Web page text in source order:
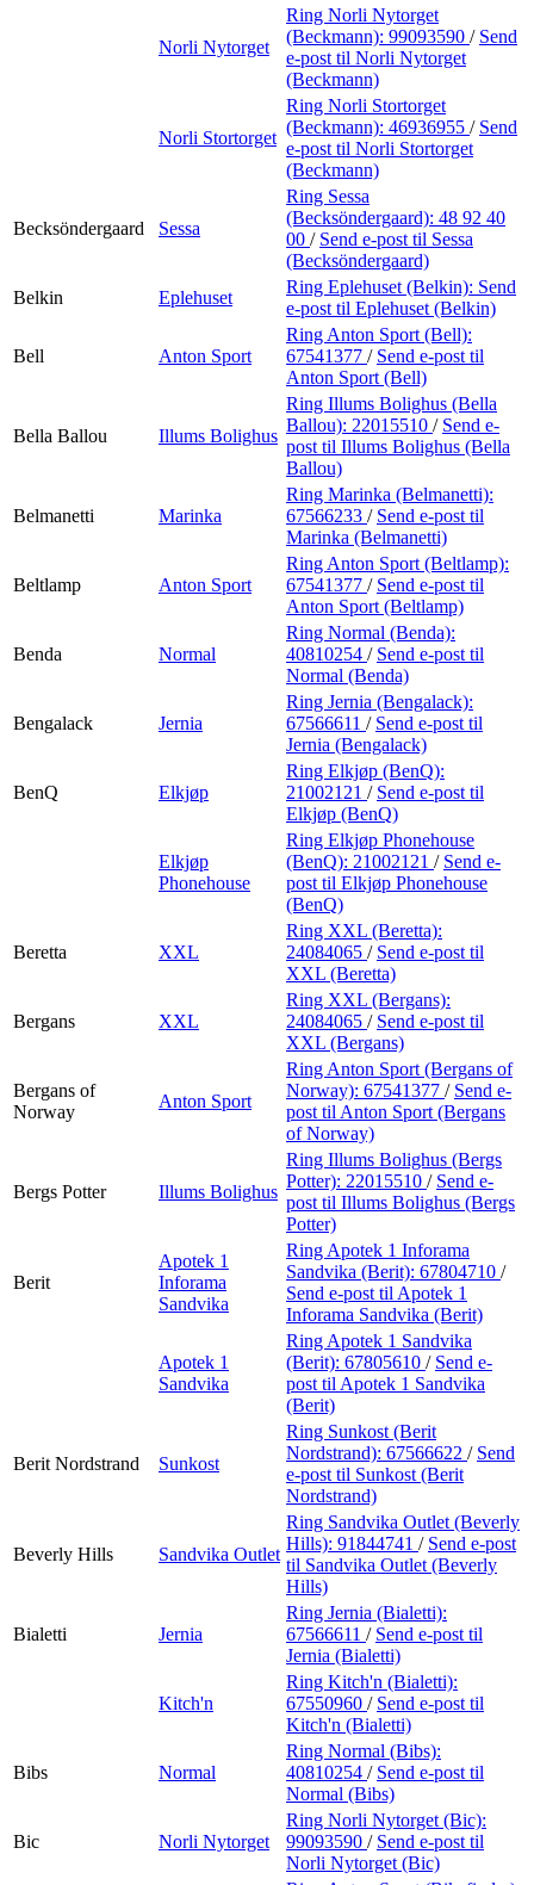
Norli Nytorget
Ring Norli Nytorget
(Beckmann): 99093590 / Send
e-post til Norli Nytorget
(Beckmann)
Norli Stortorget
Ring Norli Stortorget
(Beckmann): 46936955 / Send
e-post til Norli Stortorget
(Beckmann)
Becksöndergaard Sessa
Ring Sessa
(Becksöndergaard): 48 92 40
00 / Send e-post til Sessa
(Becksöndergaard)
Belkin
Eplehuset
Ring Eplehuset (Belkin): Send
e-post til Eplehuset (Belkin)
Bell Anton Sport
Ring Anton Sport (Bell):
67541377 / Send e-post til
Anton Sport (Bell)
Bella Ballou Illums Bolighus
Ring Illums Bolighus (Bella
Ballou): 22015510 / Send e-
post til Illums Bolighus (Bella
Ballou)
Belmanetti Marinka
Ring Marinka (Belmanetti):
67566233 / Send e-post til
Marinka (Belmanetti)
Beltlamp Anton Sport
Ring Anton Sport (Beltlamp):
67541377 / Send e-post til
Anton Sport (Beltlamp)
Benda Normal
Ring Normal (Benda):
40810254 / Send e-post til
Normal (Benda)
Bengalack Jernia
Ring Jernia (Bengalack):
67566611 / Send e-post til
Jernia (Bengalack)
BenQ Elkjøp
Ring Elkjøp (BenQ):
21002121 / Send e-post til
Elkjøp (BenQ)
Elkjøp
Phonehouse
Ring Elkjøp Phonehouse
(BenQ): 21002121 / Send e-
post til Elkjøp Phonehouse
(BenQ)
Beretta XXL
Ring XXL (Beretta):
24084065 / Send e-post til
XXL (Beretta)
Bergans XXL
Ring XXL (Bergans):
24084065 / Send e-post til
XXL (Bergans)
Bergans of
Norway
Anton Sport
Ring Anton Sport (Bergans of
Norway): 67541377 / Send e-
post til Anton Sport (Bergans
of Norway)
Bergs Potter Illums Bolighus
Ring Illums Bolighus (Bergs
Potter): 22015510 / Send e-
post til Illums Bolighus (Bergs
Potter)
Berit
Apotek 1
Inforama
Sandvika
Ring Apotek 1 Inforama
Sandvika (Berit): 67804710 /
Send e-post til Apotek 1
Inforama Sandvika (Berit)
Apotek 1
Sandvika
Ring Apotek 1 Sandvika
(Berit): 67805610 / Send e-
post til Apotek 1 Sandvika
(Berit)
Berit Nordstrand Sunkost
Ring Sunkost (Berit
Nordstrand): 67566622 / Send
e-post til Sunkost (Berit
Nordstrand)
Beverly Hills Sandvika Outlet
Ring Sandvika Outlet (Beverly
Hills): 91844741 / Send e-post
til Sandvika Outlet (Beverly
Hills)
Bialetti Jernia
Ring Jernia (Bialetti):
67566611 / Send e-post til
Jernia (Bialetti)
Kitch'n
Ring Kitch'n (Bialetti):
67550960 / Send e-post til
Kitch'n (Bialetti)
Bibs Normal
Ring Normal (Bibs):
40810254 / Send e-post til
Normal (Bibs)
Bic Norli Nytorget
Ring Norli Nytorget (Bic):
99093590 / Send e-post til
Norli Nytorget (Bic)